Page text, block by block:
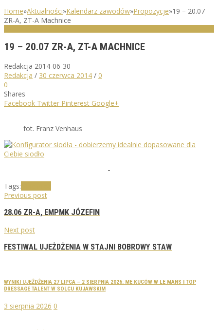
Home»Aktualności»Kalendarz zawodów»Propozycje»19 – 20.07
ZR-A, ZT-A Machnice
19 – 20.07 ZR-A, ZT-A MACHNICE
Redakcja 2014-06-30
Redakcja / 30 czerwca 2014 / 0
0
Shares
Facebook Twitter Pinterest Google+
fot. Franz Venhaus
Tags:
Previous post
28.06 ZR-A, EMPMK JÓZEFIN
Next post
FESTIWAL UJEŻDŻENIA W STAJNI BOBROWY STAW
WYNIKI UJEŻDŻENIA 27 LIPCA – 2 SIERPNIA 2026: ME KUCÓW W LE MANS I TOP
DRESSAGE TALENT W SOLCU KUJAWSKIM
3 sierpnia 2026 0